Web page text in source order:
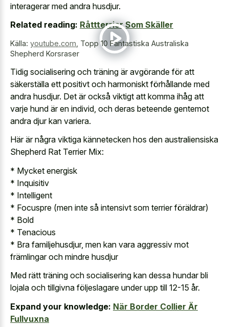
interagerar med andra husdjur.
Related reading: Råttterrier Som Skäller
Källa: youtube.com Topp 10 Fantastiska Australiska
Shepherd Korsraser
Tidig socialisering och träning är avgörande för att
säkerställa ett positivt och harmoniskt förhållande med
andra husdjur. Det är också viktigt att komma ihåg att
varje hund är en individ, och deras beteende gentemot
andra djur kan variera.
Här är några viktiga kännetecken hos den australiensiska
Shepherd Rat Terrier Mix:
* Mycket energisk
* Inquisitiv
* Intelligent
* Focuspre (men inte så intensivt som terrier föräldrar)
* Bold
* Tenacious
* Bra familjehusdjur, men kan vara aggressiv mot
främlingar och mindre husdjur
Med rätt träning och socialisering kan dessa hundar bli
lojala och tillgivna följeslagare under upp till 12-15 år.
Expand your knowledge: När Border Collier Är
Fullvuxna